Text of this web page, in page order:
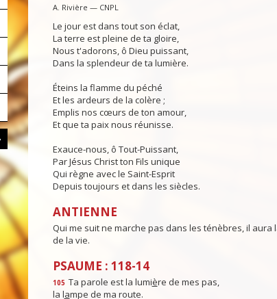
A. Rivière — CNPL
Le jour est dans tout son éclat,
La terre est pleine de ta gloire,
Nous t'adorons, ô Dieu puissant,
Dans la splendeur de ta lumière.
Éteins la flamme du péché
Et les ardeurs de la colère ;
Emplis nos cœurs de ton amour,
Et que ta paix nous réunisse.
Exauce-nous, ô Tout-Puissant,
Par Jésus Christ ton Fils unique
Qui règne avec le Saint-Esprit
Depuis toujours et dans les siècles.
ANTIENNE
Qui me suit ne marche pas dans les ténèbres, il aura
de la vie.
PSAUME : 118-14
105 Ta parole est la lumière de mes pas,
la lampe de ma route.